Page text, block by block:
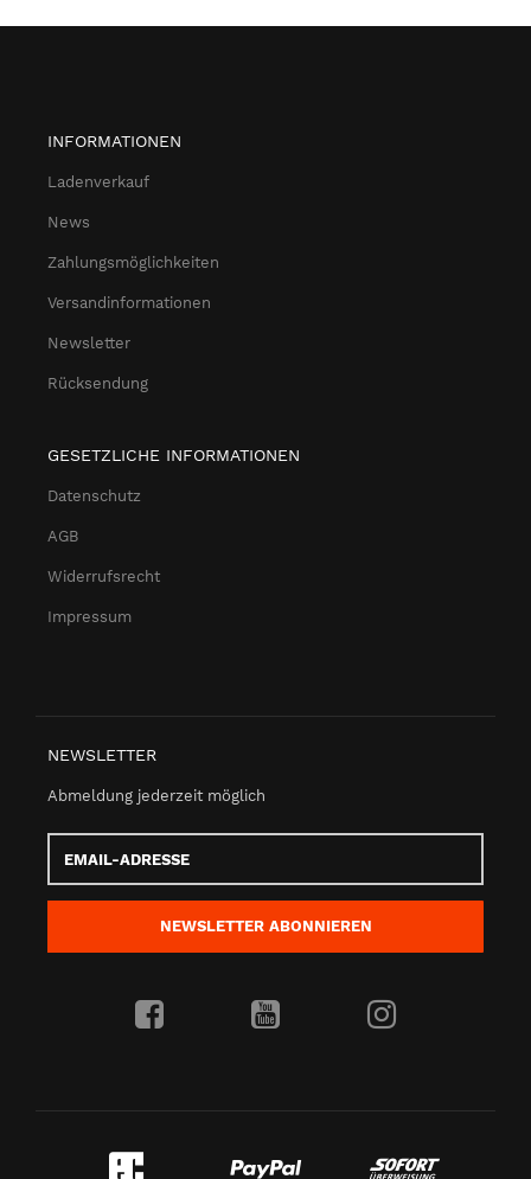
INFORMATIONEN
Ladenverkauf
News
Zahlungsmöglichkeiten
Versandinformationen
Newsletter
Rücksendung
GESETZLICHE INFORMATIONEN
Datenschutz
AGB
Widerrufsrecht
Impressum
NEWSLETTER
Abmeldung jederzeit möglich
Adresse
NEWSLETTER ABONNIEREN